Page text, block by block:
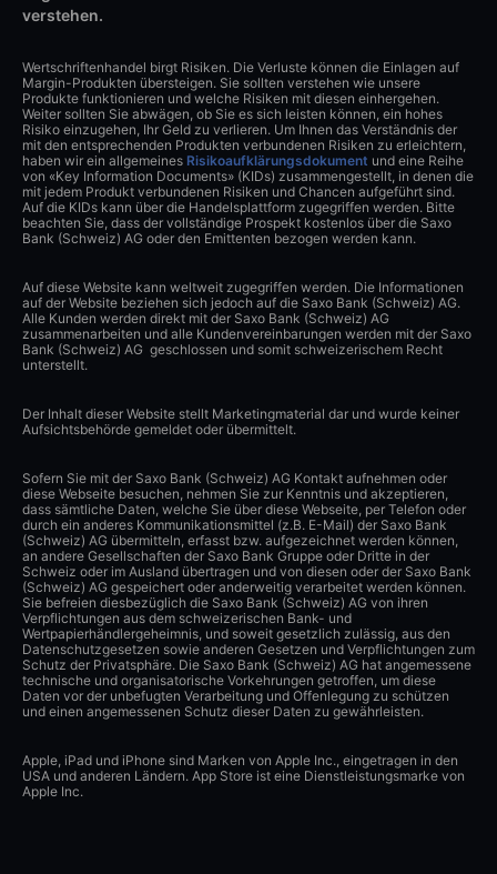
verstehen.
Wertschriftenhandel birgt Risiken. Die Verluste können die Einlagen auf
Margin-Produkten übersteigen. Sie sollten verstehen wie unsere
Produkte funktionieren und welche Risiken mit diesen einhergehen.
Weiter sollten Sie abwägen, ob Sie es sich leisten können, ein hohes
Risiko einzugehen, Ihr Geld zu verlieren. Um Ihnen das Verständnis der
mit den entsprechenden Produkten verbundenen Risiken zu erleichtern,
haben wir ein allgemeines Risikoaufklärungsdokument und eine Reihe
von «Key Information Documents» (KIDs) zusammengestellt, in denen die
mit jedem Produkt verbundenen Risiken und Chancen aufgeführt sind.
Auf die KIDs kann über die Handelsplattform zugegriffen werden. Bitte
beachten Sie, dass der vollständige Prospekt kostenlos über die Saxo
Bank (Schweiz) AG oder den Emittenten bezogen werden kann.
Auf diese Website kann weltweit zugegriffen werden. Die Informationen
auf der Website beziehen sich jedoch auf die Saxo Bank (Schweiz) AG.
Alle Kunden werden direkt mit der Saxo Bank (Schweiz) AG
zusammenarbeiten und alle Kundenvereinbarungen werden mit der Saxo
Bank (Schweiz) AG geschlossen und somit schweizerischem Recht
unterstellt.
Der Inhalt dieser Website stellt Marketingmaterial dar und wurde keiner
Aufsichtsbehörde gemeldet oder übermittelt.
Sofern Sie mit der Saxo Bank (Schweiz) AG Kontakt aufnehmen oder
diese Webseite besuchen, nehmen Sie zur Kenntnis und akzeptieren,
dass sämtliche Daten, welche Sie über diese Webseite, per Telefon oder
durch ein anderes Kommunikationsmittel (z.B. E-Mail) der Saxo Bank
(Schweiz) AG übermitteln, erfasst bzw. aufgezeichnet werden können,
an andere Gesellschaften der Saxo Bank Gruppe oder Dritte in der
Schweiz oder im Ausland übertragen und von diesen oder der Saxo Bank
(Schweiz) AG gespeichert oder anderweitig verarbeitet werden können.
Sie befreien diesbezüglich die Saxo Bank (Schweiz) AG von ihren
Verpflichtungen aus dem schweizerischen Bank- und
Wertpapierhändlergeheimnis, und soweit gesetzlich zulässig, aus den
Datenschutzgesetzen sowie anderen Gesetzen und Verpflichtungen zum
Schutz der Privatsphäre. Die Saxo Bank (Schweiz) AG hat angemessene
technische und organisatorische Vorkehrungen getroffen, um diese
Daten vor der unbefugten Verarbeitung und Offenlegung zu schützen
und einen angemessenen Schutz dieser Daten zu gewährleisten.
Apple, iPad und iPhone sind Marken von Apple Inc., eingetragen in den
USA und anderen Ländern. App Store ist eine Dienstleistungsmarke von
Apple Inc.